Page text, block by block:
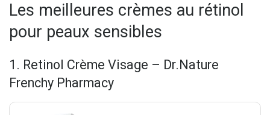
Les meilleures crèmes au rétinol
pour peaux sensibles
1. Retinol Crème Visage – Dr.Nature
Frenchy Pharmacy